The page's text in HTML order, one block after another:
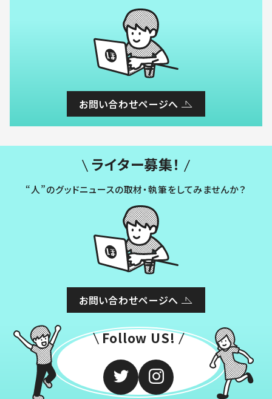
お問い合わせページへ
ライター募集！
“人”のグッドニュースの取材・執筆をしてみませんか？
お問い合わせページへ
Follow US!